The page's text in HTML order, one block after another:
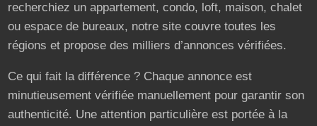
recherchiez un appartement, condo, loft, maison, chalet
ou espace de bureaux, notre site couvre toutes les
régions et propose des milliers d’annonces vérifiées.
Ce qui fait la différence ? Chaque annonce est
minutieusement vérifiée manuellement pour garantir son
authenticité. Une attention particulière est portée à la